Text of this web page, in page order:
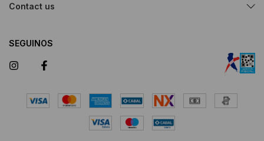
Contact us
SEGUINOS